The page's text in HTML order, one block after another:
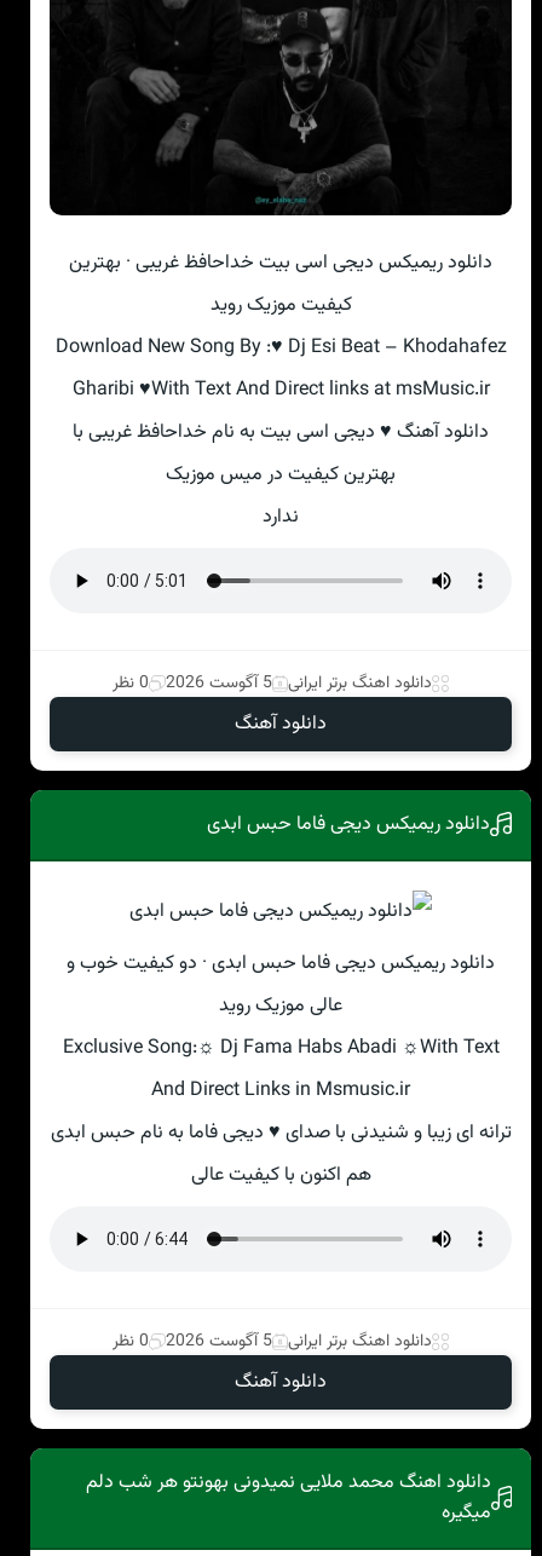
دانلود ریمیکس دیجی اسی بیت خداحافظ غریبی · بهترین
کیفیت موزیک روید
Download New Song By :♥ Dj Esi Beat – Khodahafez
Gharibi ♥With Text And Direct links at msMusic.ir
دانلود آهنگ ♥ دیجی اسی بیت به نام خداحافظ غریبی با
بهترین کیفیت در میس موزیک
ندارد
دانلود اهنگ برتر ایرانی 5 آگوست 2026 0 نظر
دانلود آهنگ
دانلود ریمیکس دیجی فاما حبس ابدی
دانلود ریمیکس دیجی فاما حبس ابدی · دو کیفیت خوب و
عالی موزیک روید
Exclusive Song:☼ Dj Fama Habs Abadi ☼With Text
And Direct Links in Msmusic.ir
ترانه ای زیبا و شنیدنی با صدای ♥ دیجی فاما به نام حبس ابدی
هم اکنون با کیفیت عالی
دانلود اهنگ برتر ایرانی 5 آگوست 2026 0 نظر
دانلود آهنگ
دانلود اهنگ محمد ملایی نمیدونی بهونتو هر شب دلم
میگیره